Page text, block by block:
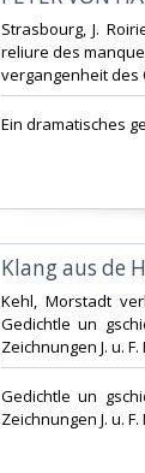
‎Strasbourg, J.
reliure des
vergangenheit des
‎Ein dramatisches
‎Klang aus de
‎Kehl, Morstadt
Gedichtle un
Zeichnungen J. u.
‎Gedichtle un
Zeichnungen J. u.